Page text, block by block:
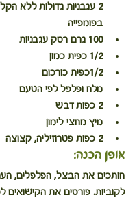
2 עגבניות גדולות ללא
בפומפייה
100 גרם רסק עגבניות
1/2 כפית כמון
1/2כפית כורכום
מלח ופלפל לפי הטעם
2 כפות דבש
מיץ מחצי לימון
2 כפות פטרוזיליה, קצוצה
אופן הכנה:
חותכים את הבצל, הפלפלים,
לקוביות. פורסים את הקישואים